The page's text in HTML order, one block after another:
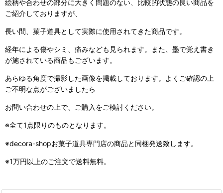
絵柄や合わせの部分に大きく問題のない、比較的状態の良い商品を
ご紹介しておりますが、
長い間、菓子道具として実際に使用されてきた商品です。
経年による傷やシミ、痛みなども見られます。また、墨で覚え書き
が施されている商品もございます。
あらゆる角度で撮影した画像を掲載しております。よくご確認の上
ご不明な点がございましたら
お問い合わせの上で、ご購入をご検討ください。
※全て1点限りのものとなります。
※decora-shopお菓子道具専門店の商品と同梱発送致します。
※1万円以上のご注文で送料無料。